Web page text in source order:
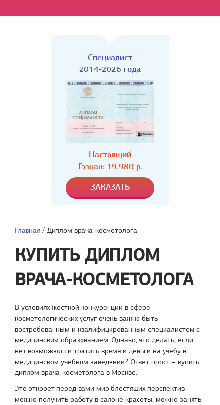
Специалист
2014-2026 года
Настоящий
Гознак: 19.980 р.
Главная / Диплом врача-косметолога
КУПИТЬ ДИПЛОМ
ВРАЧА-КОСМЕТОЛОГА
В условиях жесткой конкуренции в сфере
косметологических услуг очень важно быть
востребованным и квалифицированным специалистом с
медицинским образованием. Однако, что делать, если
нет возможности тратить время и деньги на учебу в
медицинском учебном заведении? Ответ прост – купить
диплом врача-косметолога в Москве.
Это откроет перед вами мир блестящих перспектив –
можно получить работу в салоне красоты, можно занять